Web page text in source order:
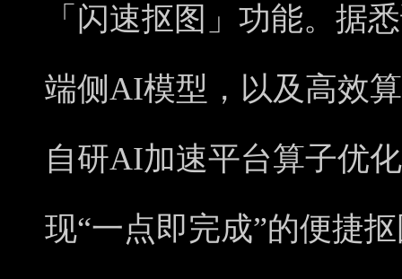
「闪速抠图」功能。据
端侧AI模型，以及高效
自研AI加速平台算子优
现“一点即完成”的便捷